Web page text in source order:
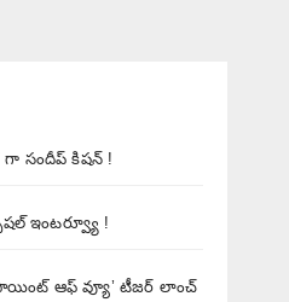
గా సందీప్ కిషన్ !
ఇంటర్వ్యూ !
ఆఫ్ వ్యూ’ టీజర్ లాంచ్